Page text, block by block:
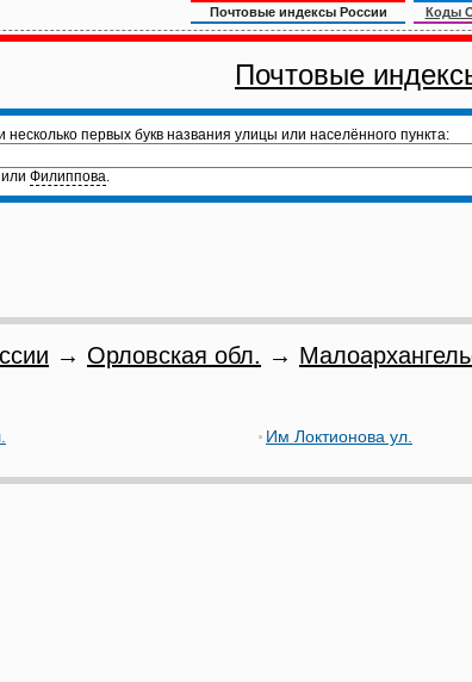
Почтовые индексы России Коды
Почтовые
несколько первых букв названия улицы или населённого пункта:
или Филиппова.
→ Орловская обл. →
Им Локтионова ул.